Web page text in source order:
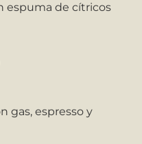
espuma de cítricos
gas, espresso y